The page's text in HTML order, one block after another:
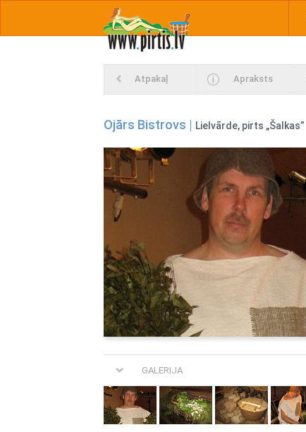
Atpakaļ Apraksts
Ojārs Bistrovs | Lielvārde, pirts „Šalkas”
GALERIJA